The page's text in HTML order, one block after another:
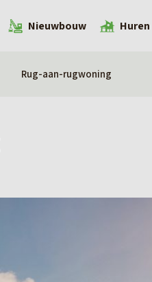
Nieuwbouw Huren
Rug-aan-rugwoning